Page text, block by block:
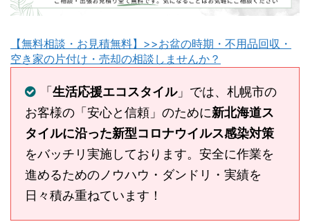
【無料相談・お見積無料】>>お盆の時期・不用品回収・
空き家の片付け・売却の相談しませんか？
「 生活応援エコスタイル」では、札幌市の
お客様の「安心と信頼」のために新北海道ス
タイルに沿った新型コロナウイルス感染対策
をバッチリ実施しております。安全に作業を
進めるためのノウハウ・ダンドリ・実績を
日々積み重ねています！